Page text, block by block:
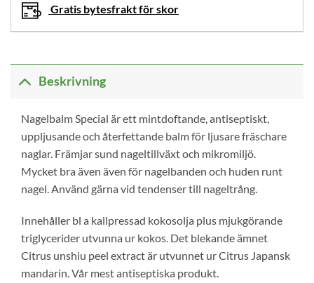
Gratis bytesfrakt för skor
Beskrivning
Nagelbalm Special är ett mintdoftande, antiseptiskt,
uppljusande och återfettande balm för ljusare fräschare
naglar. Främjar sund nageltillväxt och mikromiljö.
Mycket bra även även för nagelbanden och huden runt
nagel. Använd gärna vid tendenser till nageltrång.
Innehåller bl a kallpressad kokosolja plus mjukgörande
triglycerider utvunna ur kokos. Det blekande ämnet
Citrus unshiu peel extract är utvunnet ur Citrus Japansk
mandarin. Vår mest antiseptiska produkt.